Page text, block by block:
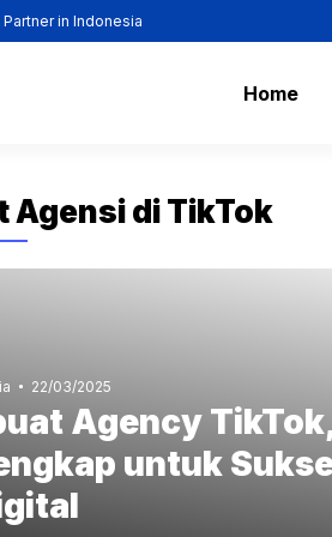
in Indonesia
Home
Agensi di TikTok
22/03/2025
Agency
untuk